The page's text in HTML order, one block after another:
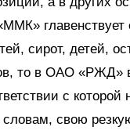
главенствует
сирот, детей,
то в ОАО «РЖД»
с
словам, свою